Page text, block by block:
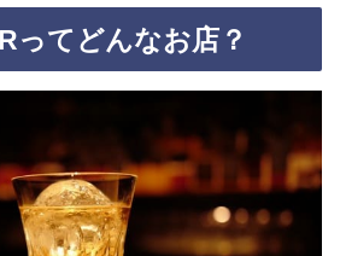
ってどんなお店？